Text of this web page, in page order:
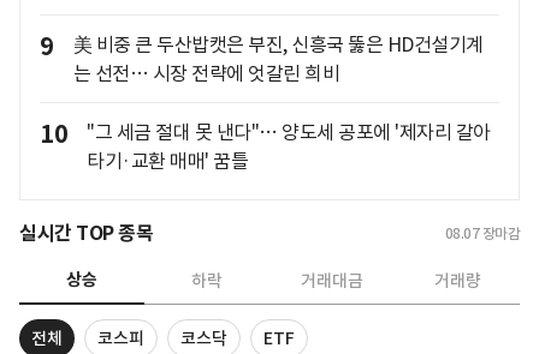
9
美 비중 큰 두산밥캣은 부진, 신흥국 뚫은 HD건설기계
는 선전… 시장 전략에 엇갈린 희비
10
"그 세금 절대 못 낸다"… 양도세 공포에 '제자리 갈아
타기·교환 매매' 꿈틀
실시간 TOP 종목 08.07 장마감
상승 하락 거래대금 거래량
전체 코스피 코스닥 ETF